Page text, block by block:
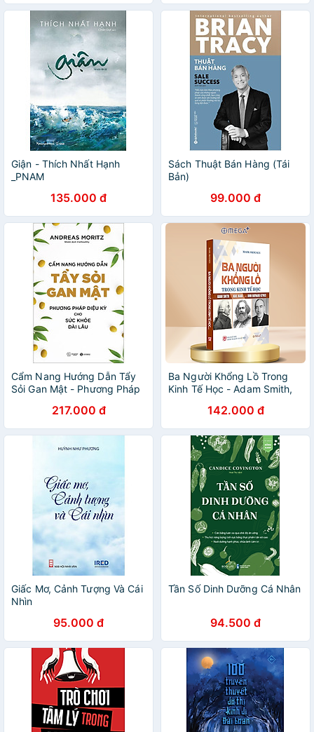
Giận - Thích Nhất Hạnh
_PNAM
135.000 đ
Sách Thuật Bán Hàng (Tái
Bản)
99.000 đ
Cẩm Nang Hướng Dẫn Tẩy
Sỏi Gan Mật - Phương Pháp
217.000 đ
Ba Người Khổng Lồ Trong
Kinh Tế Học - Adam Smith,
142.000 đ
Giấc Mơ, Cảnh Tượng Và Cái
Nhìn
95.000 đ
Tần Số Dinh Dưỡng Cá Nhân
94.500 đ